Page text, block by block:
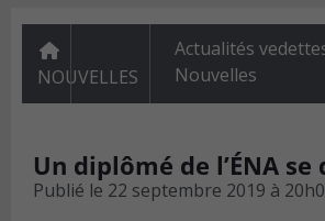
NOUVELLES
Actualités
Nouvelles
Un diplômé de l’ÉNA
Publié le 22 septembre 2019 à